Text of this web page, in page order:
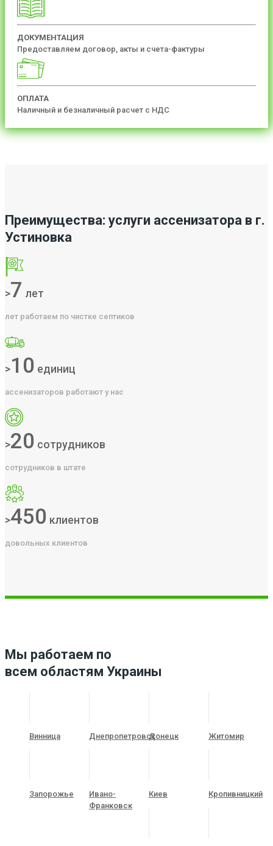
ДОКУМЕНТАЦИЯ
Предоставляем договор, акты и счета-фактуры
ОПЛАТА
Наличный и безналичный расчет с НДС
Преимущества: услуги ассенизатора в г.
Устиновка
>7 лет
лет работаем по чистке септиков
>10 единиц
ассенизаторов работают у нас
>20 сотрудников
сотрудников в штате
>450 клиентов
довольных клиентов
Мы работаем по
всем областям Украины
Винница ДнепропетровскДонецк Житомир
Запорожье
Ивано-
Франковск
Киев Кропивницкий